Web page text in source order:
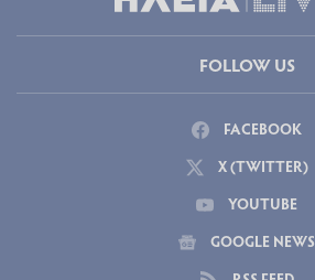
FOLLOW US
FACEBOOK
X (TWITTER)
YOUTUBE
GOOGLE NEWS